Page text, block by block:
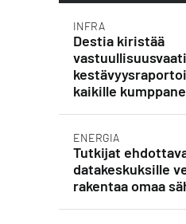
INFRA
Destia kiristää
kaikille
ENERGIA
Tutkijat
datakeskuksille
rakentaa omaa